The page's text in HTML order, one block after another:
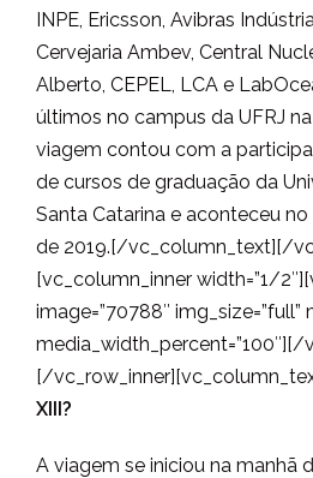
INPE, Ericsson, Avibras
Cervejaria Ambev, Central
Alberto, CEPEL, LCA e
últimos no campus da UFRJ
viagem contou com a
de cursos de graduação da
Santa Catarina e aconteceu no
de 2019.[/vc_column_text][/
[vc_column_inner width=”1/
image=”70788″ img_size=”full”
media_width_percent=”100″][/
[/
XIII?
A viagem se iniciou na manhã